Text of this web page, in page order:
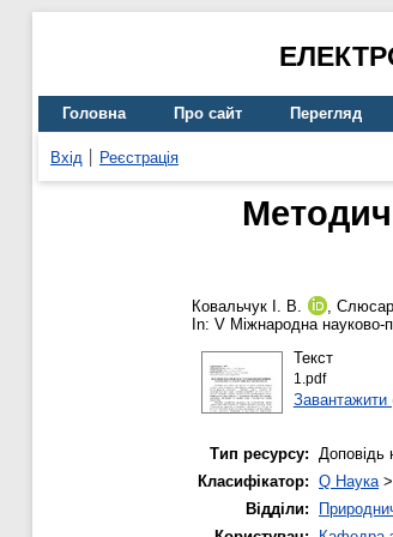
Головна Про сайт Перегляд
Вхід Реєстрація
Ковальчук І. В. ,
In: V Міжнародна науково-
Текст
1.pdf
Завантажити
Тип ресурсу: Доповідь
Класифікатор: Q Наука>
Відділи: